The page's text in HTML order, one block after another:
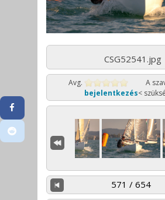
CSG52541.jpg
Avg.
A
bejelentkezés<
571 / 654